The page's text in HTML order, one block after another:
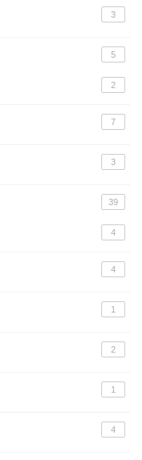
3
5
2
7
3
39
4
4
1
2
1
4